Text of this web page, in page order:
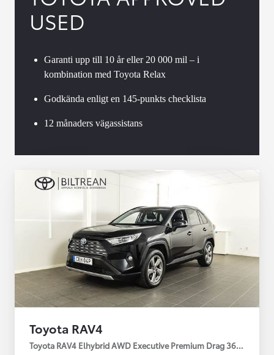
USED
Garanti upp till 10 år eller 20 000 mil – i
kombination med Toyota Relax
Godkända enligt en 145-punkts checklista
12 månaders vägassistans
Toyota RAV4
Toyota RAV4 Elhybrid AWD Executive Premium Drag 360-kamera